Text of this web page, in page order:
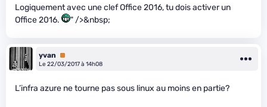
Logiquement avec une clef Office 2016, tu dois activer un
Office 2016.
" />&nbsp;
yvan
Premium
Le 22/03/2017 à 14h08
L’infra azure ne tourne pas sous linux au moins en partie?